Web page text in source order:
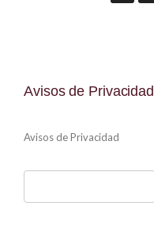
Avisos de Privacidad
Avisos de Privacidad